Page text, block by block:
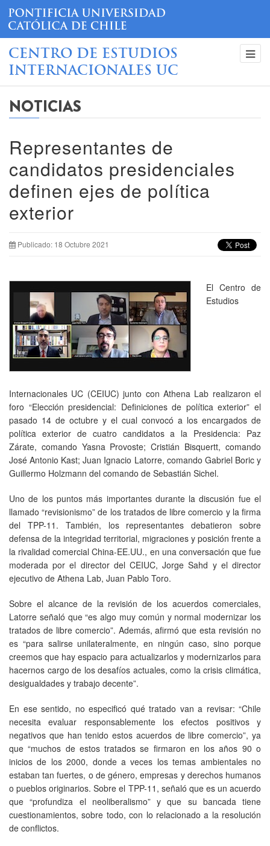
CENTRO DE ESTUDIOS
INTERNACIONALES UC
NOTICIAS
Representantes de
candidatos presidenciales
definen ejes de política
exterior
Publicado: 18 Octubre 2021
El Centro de
Estudios
Internacionales UC (CEIUC) junto con Athena Lab realizaron el
foro “Elección presidencial: Definiciones de política exterior” el
pasado 14 de octubre y el cual convocó a los encargados de
política exterior de cuatro candidatos a la Presidencia: Paz
Zárate, comando Yasna Provoste; Cristián Bisquertt, comando
José Antonio Kast; Juan Ignacio Latorre, comando Gabriel Boric y
Guillermo Holzmann del comando de Sebastián Sichel.
Uno de los puntos más importantes durante la discusión fue el
llamado “revisionismo” de los tratados de libre comercio y la firma
del TPP-11. También, los representantes debatieron sobre
defensa de la integridad territorial, migraciones y posición frente a
la rivalidad comercial China-EE.UU., en una conversación que fue
moderada por el director del CEIUC, Jorge Sahd y el director
ejecutivo de Athena Lab, Juan Pablo Toro.
Sobre el alcance de la revisión de los acuerdos comerciales,
Latorre señaló que “es algo muy común y normal modernizar los
tratados de libre comercio”. Además, afirmó que esta revisión no
es “para salirse unilateralmente, en ningún caso, sino porque
creemos que hay espacio para actualizarlos y modernizarlos para
hacernos cargo de los desafíos actuales, como la crisis climática,
desigualdades y trabajo decente”.
En ese sentido, no especificó qué tratado van a revisar: “Chile
necesita evaluar responsablemente los efectos positivos y
negativos que han tenido estos acuerdos de libre comercio”, ya
que “muchos de estos tratados se firmaron en los años 90 o
inicios de los 2000, donde a veces los temas ambientales no
estaban tan fuertes, o de género, empresas y derechos humanos
o pueblos originarios. Sobre el TPP-11, señaló que es un acuerdo
que “profundiza el neoliberalismo” y que su bancada tiene
cuestionamientos, sobre todo, con lo relacionado a la resolución
de conflictos.